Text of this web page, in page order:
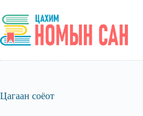
to
content
Цагаан соёот